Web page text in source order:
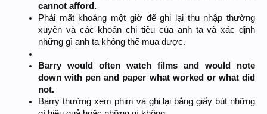
cannot afford.
Phải mất khoảng một giờ để ghi lại thu nhập thường
xuyên và các khoản chi tiêu của anh ta và xác định
những gì anh ta không thể mua được.
Barry would often watch films and would note
down with pen and paper what worked or what did
not.
Barry thường xem phim và ghi lại bằng giấy bút những